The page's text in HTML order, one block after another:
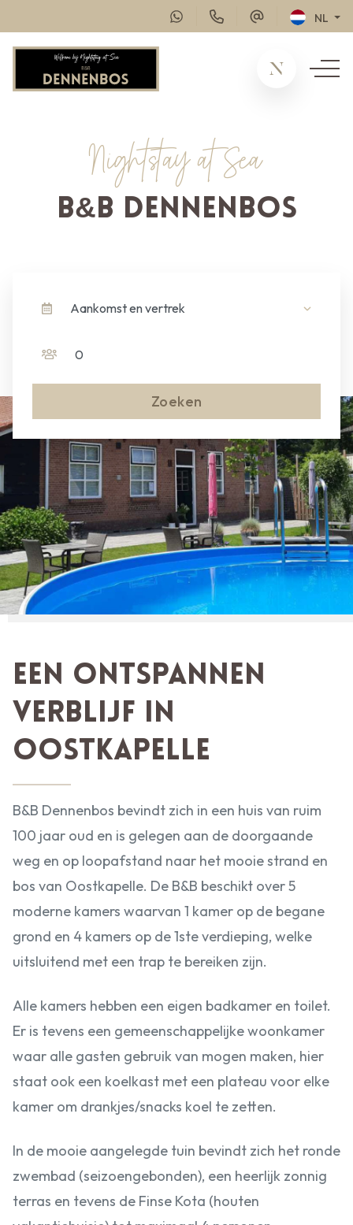
NL
Nightstay at Sea
B&B Dennenbos
Aankomst en vertrek
Zoeken
Een ontspannen
verblijf in
Oostkapelle
B&B Dennenbos bevindt zich in een huis van ruim
100 jaar oud en is gelegen aan de doorgaande
weg en op loopafstand naar het mooie strand en
bos van Oostkapelle. De B&B beschikt over 5
moderne kamers waarvan 1 kamer op de begane
grond en 4 kamers op de 1ste verdieping, welke
uitsluitend met een trap te bereiken zijn.
Alle kamers hebben een eigen badkamer en toilet.
Er is tevens een gemeenschappelijke woonkamer
waar alle gasten gebruik van mogen maken, hier
staat ook een koelkast met een plateau voor elke
kamer om drankjes/snacks koel te zetten.
In de mooie aangelegde tuin bevindt zich het ronde
zwembad (seizoengebonden), een heerlijk zonnig
terras en tevens de Finse Kota (houten